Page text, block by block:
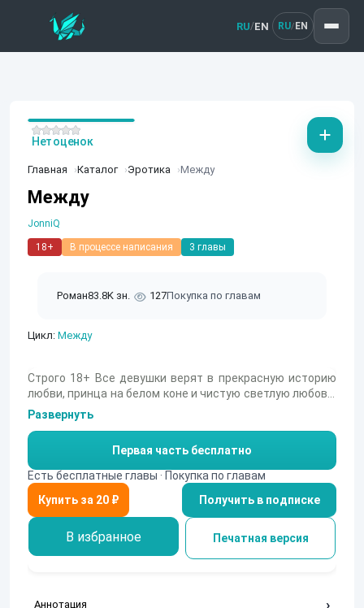
RU/EN RU/ EN
Главная Каталог Эротика Между
Между
JonniQ
18+ В процессе написания 3 главы
Роман83.8K зн. 127Покупка по главам
Цикл: Между
Нет оценок
Строго 18+ Все девушки верят в прекрасную историю
любви, принца на белом коне и чистую светлую любовь.
А если однажды, судьба сделает такой подарок? Мия
чувствует себя героиней голливудского романа.
События ее жизни настолько стремительно
закручиваются вокруг неё и нового знакомого, что,
казалось бы, вот оно - чудо…. Но разве чудеса бывают?
Шаг за шагом, она понимает, что дело далеко не в
везении, и даже не в ней самой. Просто судьба решает
сыграть с ней чудовищную шутку. Героям предстоит
долгая и противоречивая борьба за свои чувства,
приправленная тайнами и темными секретами…
Развернуть
Первая часть бесплатно
Есть бесплатные главы · Покупка по главам
Получить в подписке
В избранное Печатная версия
Аннотация